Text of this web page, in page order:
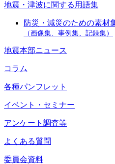
地震・津波に関する用語集
防災・減災のための素材
（画像集、事例集、記録集）
地震本部ニュース
コラム
各種パンフレット
イベント・セミナー
アンケート調査等
よくある質問
委員会資料